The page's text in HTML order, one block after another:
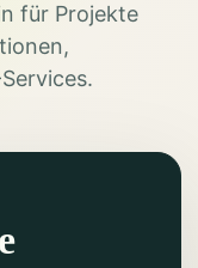
für Projekte